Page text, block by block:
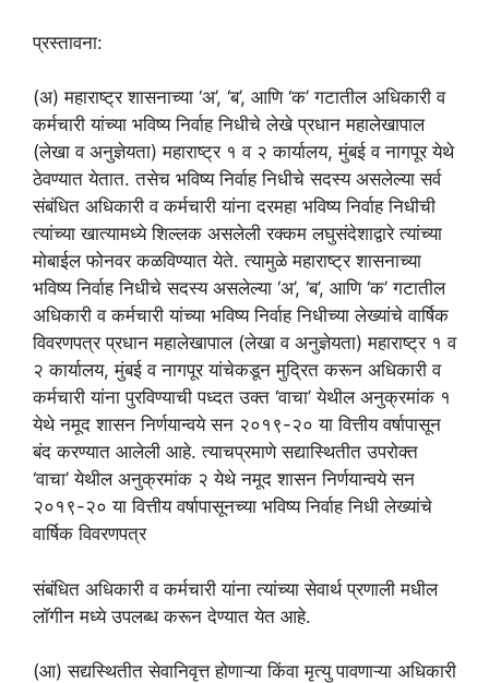
प्रस्तावना:
(अ) महाराष्ट्र शासनाच्या ‘अ’, ‘ब’, आणि ‘क’ गटातील अधिकारी व
कर्मचारी यांच्या भविष्य निर्वाह निधीचे लेखे प्रधान महालेखापाल
(लेखा व अनुज्ञेयता) महाराष्ट्र १ व २ कार्यालय, मुंबई व नागपूर येथे
ठेवण्यात येतात. तसेच भविष्य निर्वाह निधीचे सदस्य असलेल्या सर्व
संबंधित अधिकारी व कर्मचारी यांना दरमहा भविष्य निर्वाह निधीची
त्यांच्या खात्यामध्ये शिल्लक असलेली रक्कम लघुसंदेशाद्वारे त्यांच्या
मोबाईल फोनवर कळविण्यात येते. त्यामुळे महाराष्ट्र शासनाच्या
भविष्य निर्वाह निधीचे सदस्य असलेल्या ‘अ’, ‘ब’, आणि ‘क’ गटातील
अधिकारी व कर्मचारी यांच्या भविष्य निर्वाह निधीच्या लेख्यांचे वार्षिक
विवरणपत्र प्रधान महालेखापाल (लेखा व अनुज्ञेयता) महाराष्ट्र १ व
२ कार्यालय, मुंबई व नागपूर यांचेकडून मुद्रित करून अधिकारी व
कर्मचारी यांना पुरविण्याची पध्दत उक्त ‘वाचा’ येथील अनुक्रमांक १
येथे नमूद शासन निर्णयान्वये सन २०१९-२० या वित्तीय वर्षापासून
बंद करण्यात आलेली आहे. त्याचप्रमाणे सद्यास्थितीत उपरोक्त
‘वाचा’ येथील अनुक्रमांक २ येथे नमूद शासन निर्णयान्वये सन
२०१९-२० या वित्तीय वर्षापासूनच्या भविष्य निर्वाह निधी लेख्यांचे
वार्षिक विवरणपत्र
संबंधित अधिकारी व कर्मचारी यांना त्यांच्या सेवार्थ प्रणाली मधील
लॉगीन मध्ये उपलब्ध करून देण्यात येत आहे.
(आ) सद्यस्थितीत सेवानिवृत्त होणाऱ्या किंवा मृत्यु पावणाऱ्या अधिकारी